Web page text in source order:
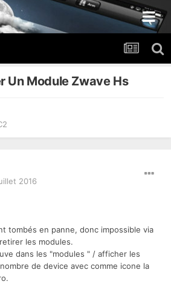
Un Module Zwave Hs
2016
tombés en panne, donc impossible via
les modules.
dans les "modules " / afficher les
de device avec comme icone la